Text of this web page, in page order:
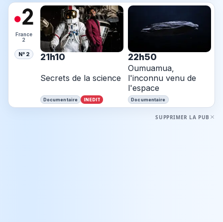
France
2
N° 2 21h10
Secrets de la science
Documentaire INEDIT
22h50
Oumuamua,
l'inconnu venu de
l'espace
Documentaire
SUPPRIMER LA PUB